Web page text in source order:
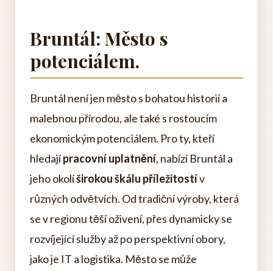
Bruntál: Město s
potenciálem.
Bruntál není jen město s bohatou historií a
malebnou přírodou, ale také s rostoucím
ekonomickým potenciálem. Pro ty, kteří
hledajípracovní uplatnění, nabízí Bruntál a
jeho okolíširokou škálu příležitostív
různých odvětvích. Od tradiční výroby, která
se v regionu těší oživení, přes dynamicky se
rozvíjející služby až po perspektivní obory,
jako je IT a logistika. Město se může